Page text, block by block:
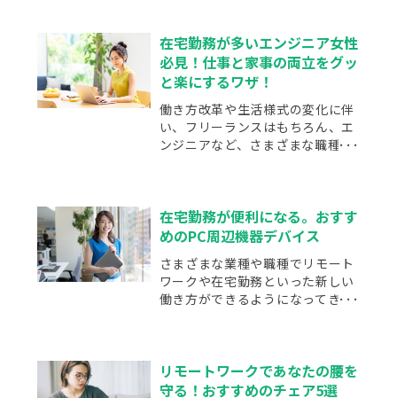
在宅勤務が多いエンジニア女性
必見！仕事と家事の両立をグッ
と楽にするワザ！
働き方改革や生活様式の変化に伴
い、フリーランスはもちろん、エ
ンジニアなど、さまざまな職種で
在宅勤務が便利になる。おすす
めのPC周辺機器デバイス
さまざまな業種や職種でリモート
ワークや在宅勤務といった新しい
働き方ができるようになってきて
リモートワークであなたの腰を
守る！おすすめのチェア5選